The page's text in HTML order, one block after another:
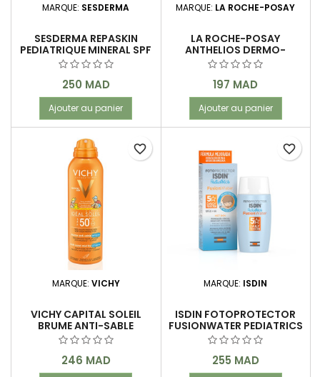
MARQUE: SESDERMA
SESDERMA REPASKIN
PEDIATRIQUE MINERAL SPF
50 50ML
Prix
250 MAD
Ajouter au panier
MARQUE: LA ROCHE-POSAY
LA ROCHE-POSAY
ANTHELIOS DERMO-
PEDIATRICS SPRAY SPF 50+
125 ML
Prix
197 MAD
Ajouter au panier
MARQUE: VICHY
VICHY CAPITAL SOLEIL
BRUME ANTI-SABLE
ENFANTS SPF 50+ PEAU
SENSIBLE 200 ML
Prix
246 MAD
favorite_border
MARQUE: ISDIN
ISDIN FOTOPROTECTOR
FUSIONWATER PEDIATRICS
SPF 50+ 50 ML
Prix
255 MAD
favorite_border